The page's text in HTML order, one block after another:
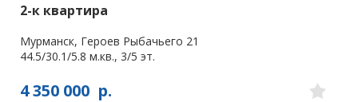
2-к квартира
Мурманск, Героев Рыбачьего 21
44.5/30.1/5.8 м.кв., 3/5 эт.
4 350 000 р.